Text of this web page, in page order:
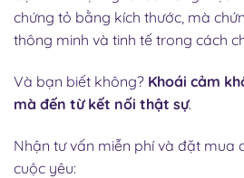
chứng tỏ bằng kích thước, mà
thông minh và tinh tế trong cách
Và bạn biết không? Khoái cảm
mà đến từ kết nối thật sự.
Nhận tư vấn miễn phí và đặt mua
cuộc yêu: